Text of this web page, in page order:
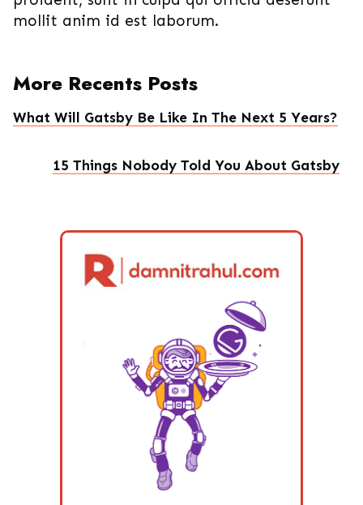
mollit anim id est laborum.
More Recents Posts
What Will Gatsby Be Like In The Next 5 Years?
15 Things Nobody Told You About Gatsby